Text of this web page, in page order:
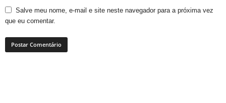
Salve meu nome, e-mail e site neste navegador para a próxima vez
que eu comentar.